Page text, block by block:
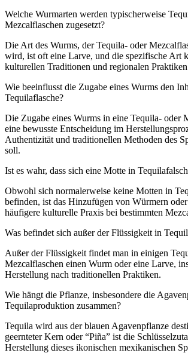
Welche Wurmarten werden typischerweise
Mezcalflaschen zugesetzt?
Die Art des Wurms, der Tequila- oder
wird, ist oft eine Larve, und die spezifische Art
kulturellen Traditionen und regionalen
Wie beeinflusst die Zugabe eines Wurms den
Tequilaflasche?
Die Zugabe eines Wurms in eine Tequila- oder
eine bewusste Entscheidung im
Authentizität und traditionellen Methoden des
soll.
Ist es wahr, dass sich eine Motte in
Obwohl sich normalerweise keine Motten in
befinden, ist das Hinzufügen von Würmern
häufigere kulturelle Praxis bei bestimmten
Was befindet sich außer der Flüssigkeit in
Außer der Flüssigkeit findet man in einigen
Mezcalflaschen einen Wurm oder eine Larve,
Herstellung nach traditionellen Praktiken.
Wie hängt die Pflanze, insbesondere die
Tequilaproduktion zusammen?
Tequila wird aus der blauen Agavenpflanze
geernteter Kern oder “Piña” ist die
Herstellung dieses ikonischen mexikanischen